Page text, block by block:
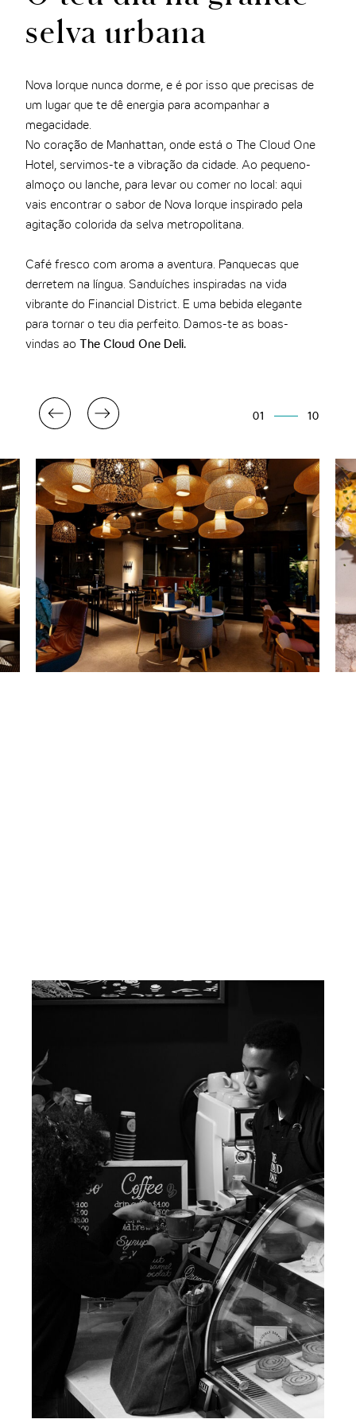
THE CLOUD ONE VIENA-STAATSOPER
THE CLOUD ONE EM LISBOA
selva urbana
Nova Iorque nunca dorme, e é por isso que precisas de
um lugar que te dê energia para acompanhar a
megacidade.
No coração de Manhattan, onde está o The Cloud One
Hotel, servimos-te a vibração da cidade. Ao pequeno-
almoço ou lanche, para levar ou comer no local: aqui
vais encontrar o sabor de Nova Iorque inspirado pela
agitação colorida da selva metropolitana.
Café fresco com aroma a aventura. Panquecas que
derretem na língua. Sanduíches inspiradas na vida
vibrante do Financial District. E uma bebida elegante
para tornar o teu dia perfeito. Damos-te as boas-
vindas ao
The Cloud One Deli.
01 10